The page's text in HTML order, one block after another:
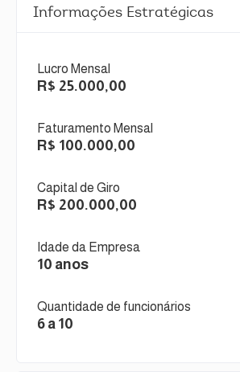
Informações Estratégicas
Lucro Mensal
R$ 25.000,00
Faturamento Mensal
R$ 100.000,00
Capital de Giro
R$ 200.000,00
Idade da Empresa
10 anos
Quantidade de funcionários
6 a 10